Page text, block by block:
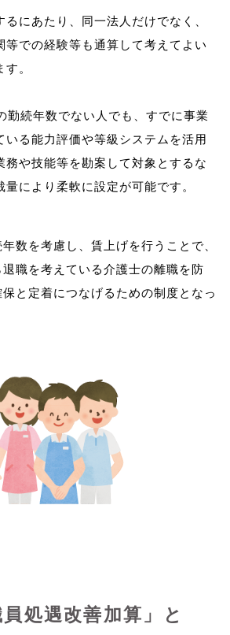
にあたり、同一法人だけでなく、
等での経験等も通算して考えてよい
。
勤続年数でない人でも、すでに事業
いる能力評価や等級システムを活用
務や技能等を勘案して対象とするな
量により柔軟に設定が可能です。
数を考慮し、賃上げを行うことで、
職を考えている介護士の離職を防
と定着につなげるための制度となっ
員処遇改善加算」と